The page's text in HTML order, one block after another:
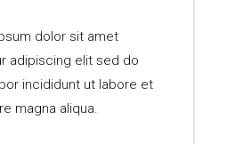
dolor sit amet
adipiscing elit sed do
incididunt ut labore et
magna aliqua.